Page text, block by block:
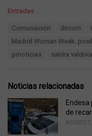
C
e
:
Entradas
Comuniación dircom
Madrid Woman Week.
prnoticias
saldra valdivia
Noticias relacionadas
de
AGOSTO